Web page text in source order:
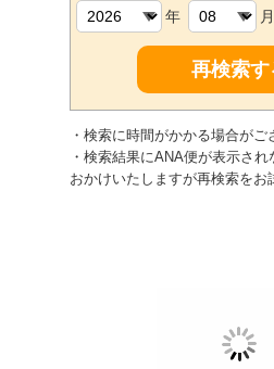
年
月
・検索に時間がかかる場合がご
・検索結果にANA便が表示さ
おかけいたしますが再検索をお